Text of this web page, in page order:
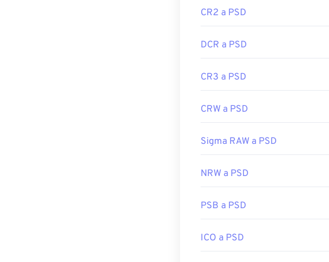
Enlaces útiles:
CR2 a PSD
DCR a PSD
CR3 a PSD
CRW a PSD
Sigma RAW a PSD
NRW a PSD
PSB a PSD
ICO a PSD